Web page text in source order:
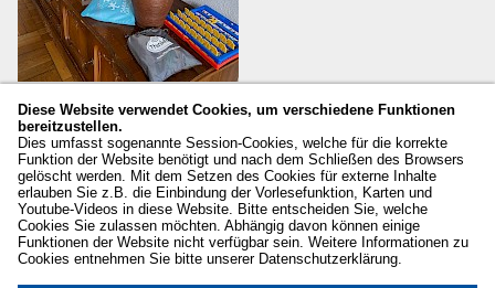
Diese Website verwendet Cookies, um verschiedene Funktionen
bereitzustellen.
Dies umfasst sogenannte Session-Cookies, welche für die korrekte
Funktion der Website benötigt und nach dem Schließen des Browsers
gelöscht werden. Mit dem Setzen des Cookies für externe Inhalte
erlauben Sie z.B. die Einbindung der Vorlesefunktion, Karten und
Youtube-Videos in diese Website. Bitte entscheiden Sie, welche
Cookies Sie zulassen möchten. Abhängig davon können einige
Funktionen der Website nicht verfügbar sein. Weitere Informationen zu
Cookies entnehmen Sie bitte unserer Datenschutzerklärung.